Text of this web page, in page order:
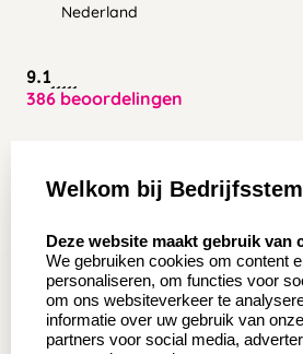
Nederland
9.1
386 beoordelingen
Aanvraag op maat
Wederverkoper
worden
Sale
Welkom bij
Deze website maakt gebruik van
We gebruiken cookies om content
personaliseren, om functies voor
om ons websiteverkeer te
informatie over uw gebruik van
partners voor social media,